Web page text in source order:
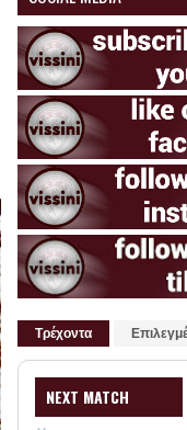
Τρέχοντα
NEXT MATCH